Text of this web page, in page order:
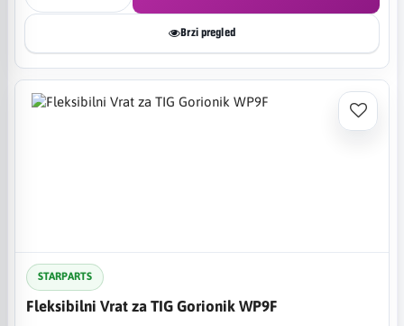
Brzi pregled
STARPARTS
Fleksibilni Vrat za TIG Gorionik WP9F